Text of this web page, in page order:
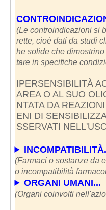
(Le controindicazioni si
rette, cioè dati da studi
he solide che
tare in specifiche
IPERSENSIBILITÀ
AREA O AL SUO
NTATA DA
ENI DI
SSERVATI
(Farmaci o sostanze da
o incompatibilità
ORGANI UMANI...
(Organi coinvolti